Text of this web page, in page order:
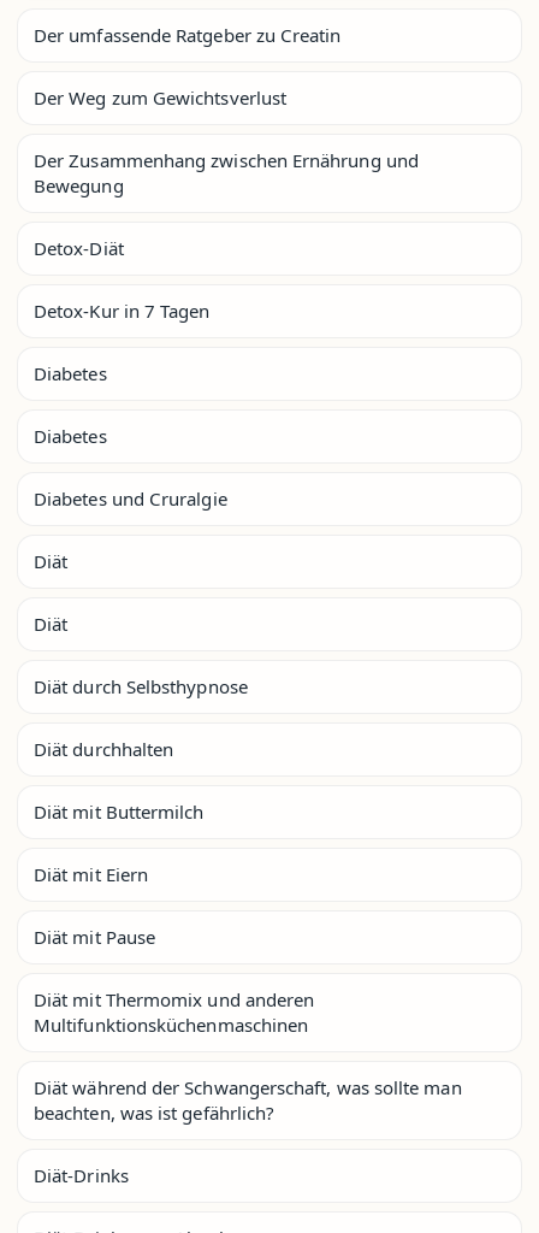
Der umfassende Ratgeber zu Creatin
Der Weg zum Gewichtsverlust
Der Zusammenhang zwischen Ernährung und
Bewegung
Detox-Diät
Detox-Kur in 7 Tagen
Diabetes
Diabetes
Diabetes und Cruralgie
Diät
Diät
Diät durch Selbsthypnose
Diät durchhalten
Diät mit Buttermilch
Diät mit Eiern
Diät mit Pause
Diät mit Thermomix und anderen
Multifunktionsküchenmaschinen
Diät während der Schwangerschaft, was sollte man
beachten, was ist gefährlich?
Diät-Drinks